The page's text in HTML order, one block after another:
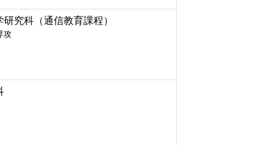
究科（通信教育課程）
攻